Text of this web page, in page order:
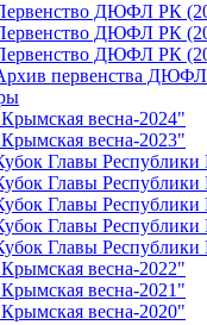
ДЮФЛ РК
ДЮФЛ РК
ДЮФЛ РК
первенства
весна-2024"
весна-2023"
Главы
Главы Республики
Главы
Главы
Главы
весна-2022"
весна-2021"
весна-2020"